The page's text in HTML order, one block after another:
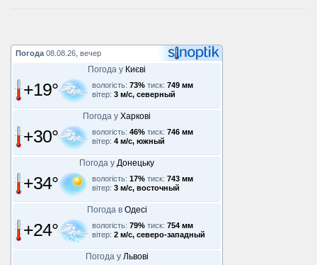
Погода 08.08.26, вечер
Погода у Києві
+19° вологість: 73% тиск: 749 мм
вітер: 3 м/с, северный
Погода у Харкові
+30° вологість: 46% тиск: 746 мм
вітер: 4 м/с, южный
Погода у Донецьку
+34° вологість: 17% тиск: 743 мм
вітер: 3 м/с, восточный
Погода в Одесі
+24° вологість: 79% тиск: 754 мм
вітер: 2 м/с, северо-западный
Погода у Львові